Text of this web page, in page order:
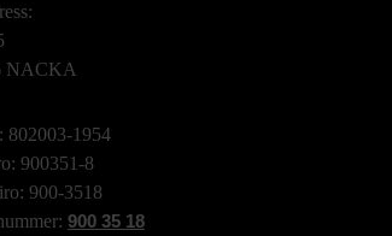
NACKA
802003-1954
900351-8
900-3518
900 35 18